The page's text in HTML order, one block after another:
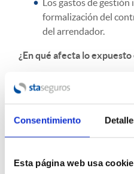
Consentimiento
Esta página web usa
Los gastos de
formalización del
del arrendador.
¿En qué afecta lo
alquiler, los actuarios de las
tendrán que afinar sus
Hasta ahora, y de forma
protección del alquiler
durante este tiempo, en